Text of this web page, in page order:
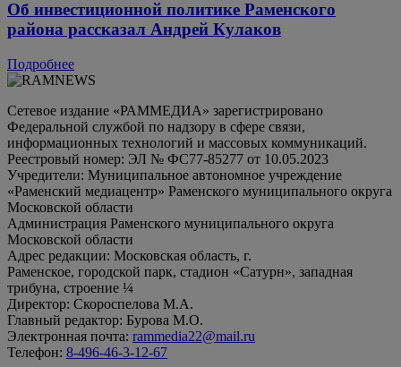
Об инвестиционной политике Раменского
района рассказал Андрей Кулаков
Подробнее
Сетевое издание «РАММЕДИА» зарегистрировано
Федеральной службой по надзору в сфере связи,
информационных технологий и массовых коммуникаций.
Реестровый номер: ЭЛ № ФС77-85277 от 10.05.2023
Учредители: Муниципальное автономное учреждение
«Раменский медиацентр» Раменского муниципального округа
Московской области
Администрация Раменского муниципального округа
Московской области
Адрес редакции: Московская область, г.
Раменское, городской парк, стадион «Сатурн», западная
трибуна, строение ¼
Директор: Скороспелова М.А.
Главный редактор: Бурова М.О.
Электронная почта: rammedia22@mail.ru
Телефон: 8-496-46-3-12-67